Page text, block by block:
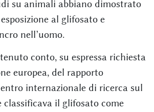
su animali abbiano dimostrato
al glifosato e
nell’uomo.
conto, su espressa richiesta
europea, del rapporto
internazionale di ricerca sul
classificava il glifosato come